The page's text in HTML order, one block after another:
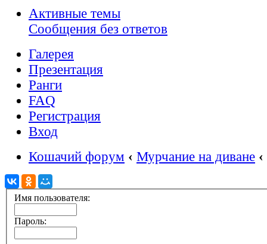
Активные темы
Сообщения без ответов
Галерея
Презентация
Ранги
FAQ
Регистрация
Вход
Кошачий форум ‹ Мурчание на диване ‹
Имя пользователя:
Пароль: